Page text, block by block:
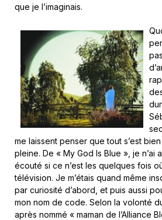
que je l’imaginais.
me laissent penser que tout s’est
pleine. De « My God Is Blue », je n’ai
écouté si ce n’est les quelques fois
télévision. Je m’étais quand même
par curiosité d’abord, et puis aussi
mon nom de code. Selon la volonté
après nommé « maman de l’Alliance